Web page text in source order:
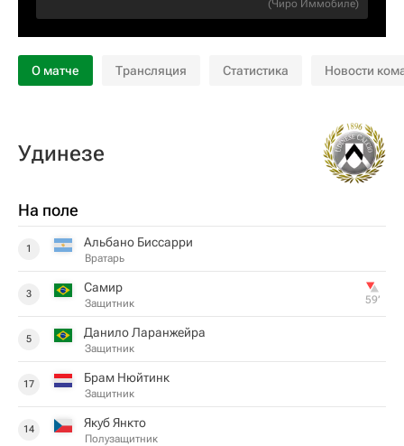
(Чиро Иммобиле)
О матче Трансляция Статистика Новости
Удинезе
На поле
1 Альбано Биccарри
Вратарь
3 Самир
Защитник 59‎’‎
5 Данило Ларанжейра
Защитник
17 Брам Нюйтинк
Защитник
14 Якуб Янкто
Полузащитник